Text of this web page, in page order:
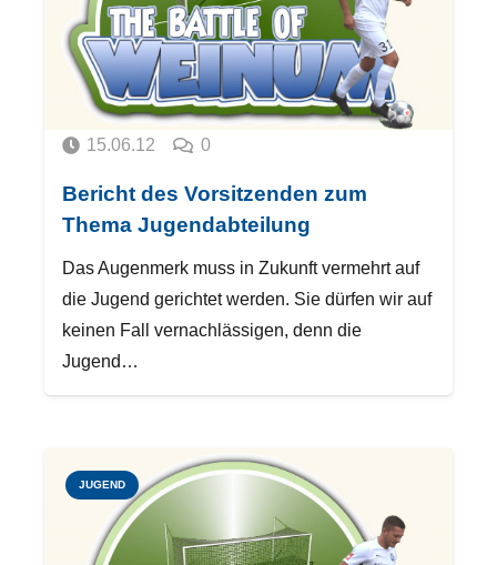
15.06.12 0
Bericht des Vorsitzenden zum
Thema Jugendabteilung
Das Augenmerk muss in Zukunft vermehrt auf
die Jugend gerichtet werden. Sie dürfen wir auf
keinen Fall vernachlässigen, denn die
Jugend…
JUGEND